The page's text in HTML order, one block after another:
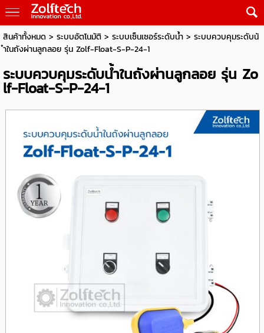
สินค้าทั้งหมด> ระบบอัตโนมัติ> ระบบเซ็นเซอร์ระดับน้ำ> ระบบควบคุมระดับน้
ำในถังผ่านลูกลอย รุ่น Zolf-Float-S-P-24-1
ระบบควบคุมระดับน้ำในถังผ่านลูกลอย รุ่น Zo
lf-Float-S-P-24-1